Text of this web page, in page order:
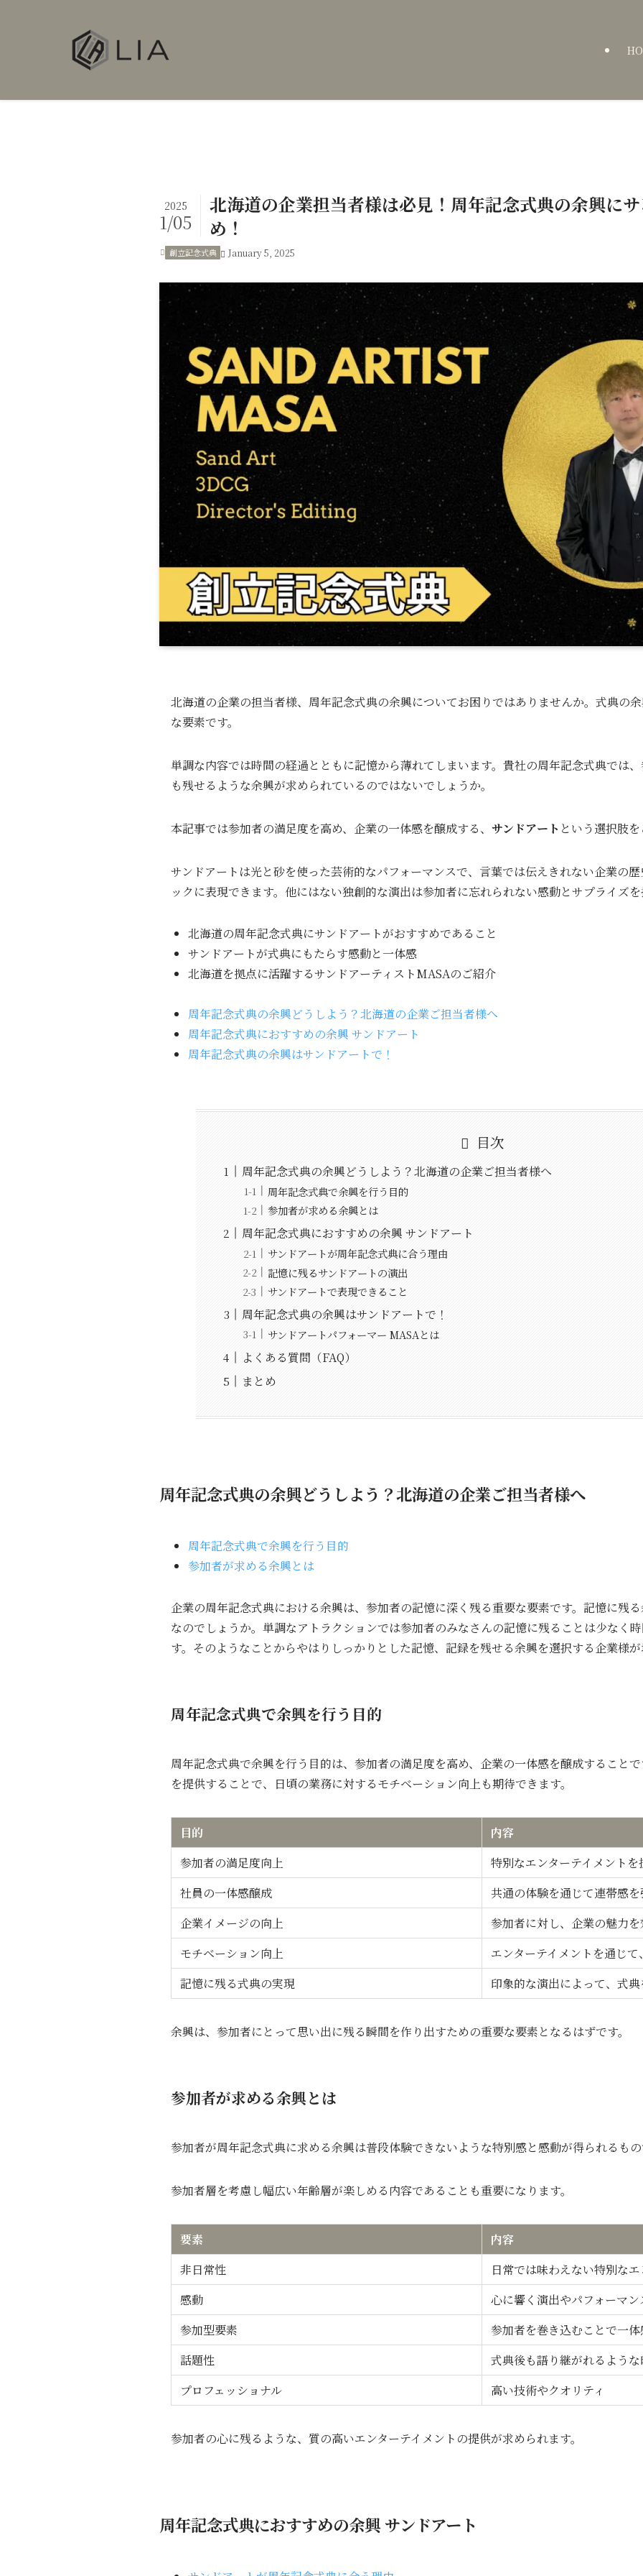
北海道の企業担当者様は必見！周年記念式典の余興に
め！
2025
1/05
創立記念式典 January 5, 2025
北海道の企業の担当者様、周年記念式典の余興についてお困りではありませんか。式典の
な要素です。
単調な内容では時間の経過とともに記憶から薄れてしまいます。貴社の周年記念式典では
も残せるような余興が求められているのではないでしょうか。
本記事では参加者の満足度を高め、企業の一体感を醸成する、 サンドアート という選択肢を
サンドアートは光と砂を使った芸術的なパフォーマンスで、言葉では伝えきれない企業の
ックに表現できます。他にはない独創的な演出は参加者に忘れられない感動とサプライズを
北海道の周年記念式典にサンドアートがおすすめであること
サンドアートが式典にもたらす感動と一体感
北海道を拠点に活躍するサンドアーティストMASAのご紹介
周年記念式典の余興どうしよう？北海道の企業ご担当者様へ
周年記念式典におすすめの余興 サンドアート
周年記念式典の余興はサンドアートで！
目次
周年記念式典の余興どうしよう？北海道の企業ご担当者様へ
周年記念式典で余興を行う目的
参加者が求める余興とは
周年記念式典におすすめの余興 サンドアート
サンドアートが周年記念式典に合う理由
記憶に残るサンドアートの演出
サンドアートで表現できること
周年記念式典の余興はサンドアートで！
サンドアートパフォーマー MASAとは
よくある質問（FAQ）
まとめ
周年記念式典の余興どうしよう？北海道の企業ご担当者様へ
周年記念式典で余興を行う目的
参加者が求める余興とは
企業の周年記念式典における余興は、参加者の記憶に深く残る重要な要素です。記憶に残
なのでしょうか。単調なアトラクションでは参加者のみなさんの記憶に残ることは少なく
す。そのようなことからやはりしっかりとした記憶、記録を残せる余興を選択する企業様が
周年記念式典で余興を行う目的
周年記念式典で余興を行う目的は、参加者の満足度を高め、企業の一体感を醸成すること
を提供することで、日頃の業務に対するモチベーション向上も期待できます。
目的
内容
参加者の満足度向上
特別なエンターテイメント
社員の一体感醸成
共通の体験を通じて連帯感を
企業イメージの向上
参加者に対し、企業の魅力
モチベーション向上
エンターテイメントを通じ
記憶に残る式典の実現
印象的な演出によって、式
余興は、参加者にとって思い出に残る瞬間を作り出すための重要な要素となるはずです。
参加者が求める余興とは
参加者が周年記念式典に求める余興は普段体験できないような特別感と感動が得られるもの
参加者層を考慮し幅広い年齢層が楽しめる内容であることも重要になります。
要素
内容
非日常性
日常では味わえない特別な
感動
心に響く演出やパフォーマン
参加型要素
参加者を巻き込むことで一体
話題性
式典後も語り継がれるよう
プロフェッショナル
高い技術やクオリティ
参加者の心に残るような、質の高いエンターテイメントの提供が求められます。
周年記念式典におすすめの余興 サンドアート